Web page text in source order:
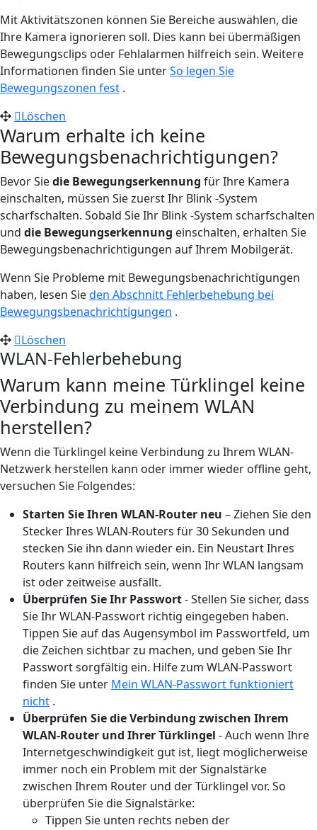
Mit Aktivitätszonen können Sie Bereiche auswählen, die
Ihre Kamera ignorieren soll. Dies kann bei übermäßigen
Bewegungsclips oder Fehlalarmen hilfreich sein. Weitere
Informationen finden Sie unterSo legen Sie
Bewegungszonen fest .
Löschen
Warum erhalte ich keine
Bewegungsbenachrichtigungen?
Bevor Siedie Bewegungserkennung für Ihre Kamera
einschalten, müssen Sie zuerst Ihr Blink -System
scharfschalten. Sobald Sie Ihr Blink -System scharfschalten
und die Bewegungserkennung einschalten, erhalten Sie
Bewegungsbenachrichtigungen auf Ihrem Mobilgerät.
Wenn Sie Probleme mit Bewegungsbenachrichtigungen
haben, lesen Sieden Abschnitt Fehlerbehebung bei
Bewegungsbenachrichtigungen .
Löschen
WLAN-Fehlerbehebung
Warum kann meine Türklingel keine
Verbindung zu meinem WLAN
herstellen?
Wenn die Türklingel keine Verbindung zu Ihrem WLAN-
Netzwerk herstellen kann oder immer wieder offline geht,
versuchen Sie Folgendes:
Starten Sie Ihren WLAN-Router neu – Ziehen Sie den
Stecker Ihres WLAN-Routers für 30 Sekunden und
stecken Sie ihn dann wieder ein. Ein Neustart Ihres
Routers kann hilfreich sein, wenn Ihr WLAN langsam
ist oder zeitweise ausfällt.
Überprüfen Sie Ihr Passwort- Stellen Sie sicher, dass
Sie Ihr WLAN-Passwort richtig eingegeben haben.
Tippen Sie auf das Augensymbol im Passwortfeld, um
die Zeichen sichtbar zu machen, und geben Sie Ihr
Passwort sorgfältig ein. Hilfe zum WLAN-Passwort
finden Sie unter Mein WLAN-Passwort funktioniert
nicht .
Überprüfen Sie die Verbindung zwischen Ihrem
WLAN-Router und Ihrer Türklingel -Auch wenn Ihre
Internetgeschwindigkeit gut ist, liegt möglicherweise
immer noch ein Problem mit der Signalstärke
zwischen Ihrem Router und der Türklingel vor. So
überprüfen Sie die Signalstärke:
Tippen Sie unten rechts neben der